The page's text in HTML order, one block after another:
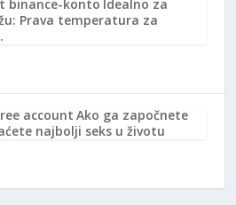
binance-konto Idealno za
Prava temperatura za
account Ako ga započnete
najbolji seks u životu